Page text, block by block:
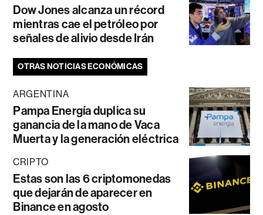
Dow Jones alcanza un récord
mientras cae el petróleo por
señales de alivio desde Irán
OTRAS NOTICIAS ECONÓMICAS
ARGENTINA
Pampa Energía duplica su
ganancia de la mano de Vaca
Muerta y la generación eléctrica
CRIPTO
Estas son las 6 criptomonedas
que dejarán de aparecer en
Binance en agosto